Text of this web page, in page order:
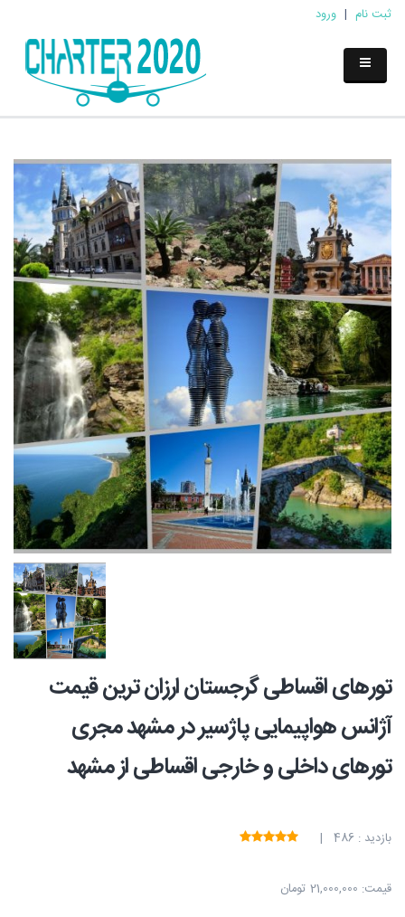
ثبت نام | ورود
تورهای اقساطی گرجستان ارزان ترین قیمت
آژانس هواپیمایی پاژسیر در مشهد مجری
تورهای داخلی و خارجی اقساطی از مشهد
بازدید : 486 |
قیمت: 21,000,000 تومان